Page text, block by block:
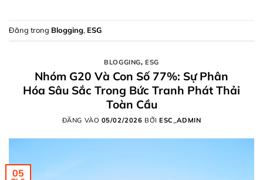
Đăng trong Blogging, ESG
BLOGGING, ESG
Nhóm G20 Và Con Số 77%: Sự Phân
Hóa Sâu Sắc Trong Bức Tranh Phát Thải
Toàn Cầu
ĐĂNG VÀO 05/02/2026 BỞIESC_ADMIN
05